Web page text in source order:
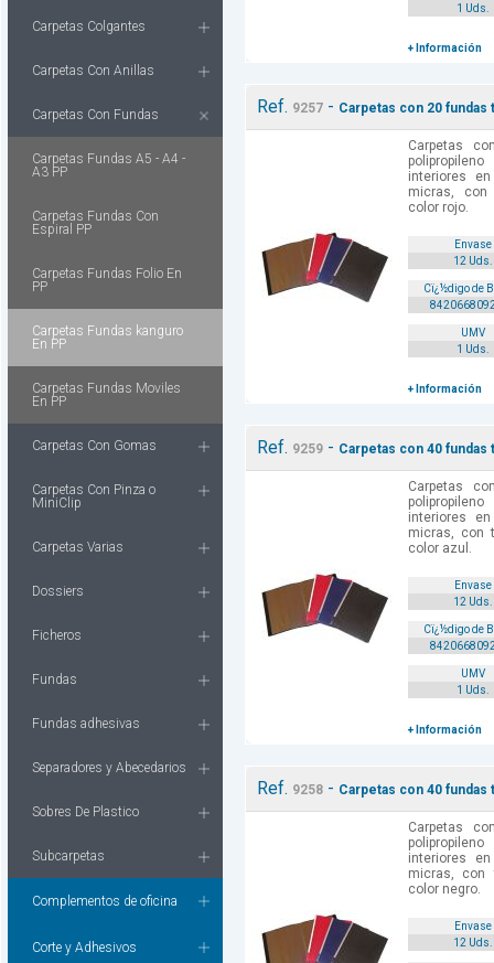
Carpetas Colgantes
Carpetas Con Anillas
Carpetas Con Fundas
Carpetas Fundas A5 - A4 -
A3 PP
Carpetas Fundas Con
Espiral PP
Carpetas Fundas Folio En
PP
Carpetas Fundas kanguro
En PP
Carpetas Fundas Moviles
En PP
Carpetas Con Gomas
Carpetas Con Pinza o
MiniClip
Carpetas Varias
Dossiers
Ficheros
Fundas
Fundas adhesivas
Separadores y Abecedarios
Sobres De Plastico
Subcarpetas
Complementos de oficina
Corte y Adhesivos
1 Uds.
+ Información
Ref. 9257 - Carpetas con 20
Carpetas
interiores
micras, con
color rojo.
Envase
12 Uds.
Cï¿½digo de
UMV
1 Uds.
+ Información
Ref. 9259 - Carpetas con 40
Carpetas
interiores
micras, con
color azul.
Envase
12 Uds.
Cï¿½digo de
UMV
1 Uds.
+ Información
Ref. 9258 - Carpetas con 40
Carpetas
interiores
micras, con
color negro.
Envase
12 Uds.